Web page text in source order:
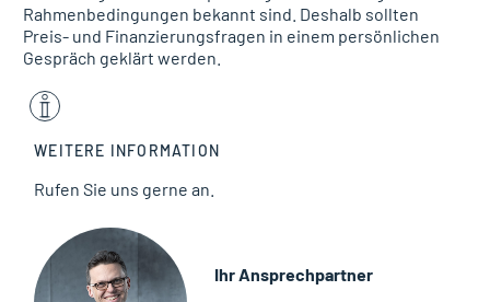
Rahmenbedingungen bekannt sind. Deshalb sollten
Preis- und Finanzierungsfragen in einem persönlichen
Gespräch geklärt werden.
WEITERE INFORMATION
Rufen Sie uns gerne an.
Ihr Ansprechpartner